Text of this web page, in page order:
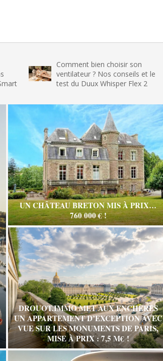
Comment bien choisir son
ventilateur ? Nos conseils et le
test du Duux Whisper Flex 2
UN CHÂTEAU BRETON MIS À PRIX…
760 000 € !
DROUOT.IMMO MET AUX ENCHÈRES
UN APPARTEMENT D’EXCEPTION AVEC
VUE SUR LES MONUMENTS DE PARIS,
MISE À PRIX : 7,5 M€ !